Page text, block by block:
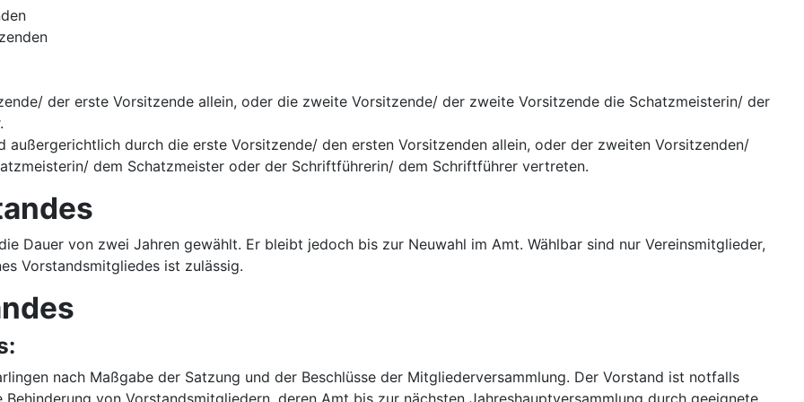
der erste Vorsitzende allein, oder die zweite Vorsitzende/ der zweite Vorsitzende die Schatzmeisterin/ der
außergerichtlich durch die erste Vorsitzende/ den ersten Vorsitzenden allein, oder der zweiten Vorsitzenden/
dem Schatzmeister oder der Schriftführerin/ dem Schriftführer vertreten.
Dauer von zwei Jahren gewählt. Er bleibt jedoch bis zur Neuwahl im Amt. Wählbar sind nur Vereinsmitglieder,
Vorstandsmitgliedes ist zulässig.
nach Maßgabe der Satzung und der Beschlüsse der Mitgliederversammlung. Der Vorstand ist notfalls
von Vorstandsmitgliedern, deren Amt bis zur nächsten Jahreshauptversammlung durch geeignete